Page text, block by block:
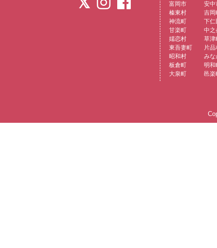
富岡市
安中
榛東村
吉岡
神流町
下仁
甘楽町
中之
嬬恋村
草津
東吾妻町
片品
昭和村
みな
板倉町
明和
大泉町
邑楽